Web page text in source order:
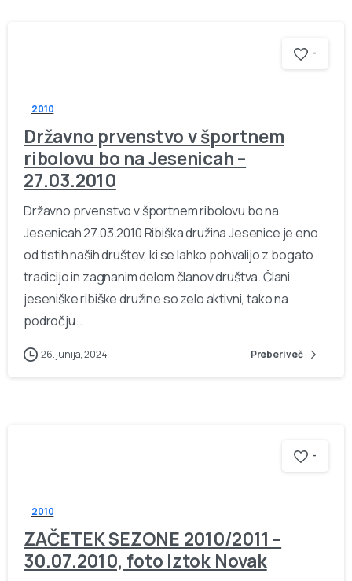
-
2010
Državno prvenstvo v športnem
ribolovu bo na Jesenicah –
27.03.2010
Državno prvenstvo v športnem ribolovu bo na
Jesenicah 27.03.2010 Ribiška družina Jesenice je eno
od tistih naših društev, ki se lahko pohvalijo z bogato
tradicijo in zagnanim delom članov društva. Člani
jeseniške ribiške družine so zelo aktivni, tako na
področju...
26. junija, 2024 Preberi več
-
2010
ZAČETEK SEZONE 2010/2011 –
30.07.2010, foto Iztok Novak